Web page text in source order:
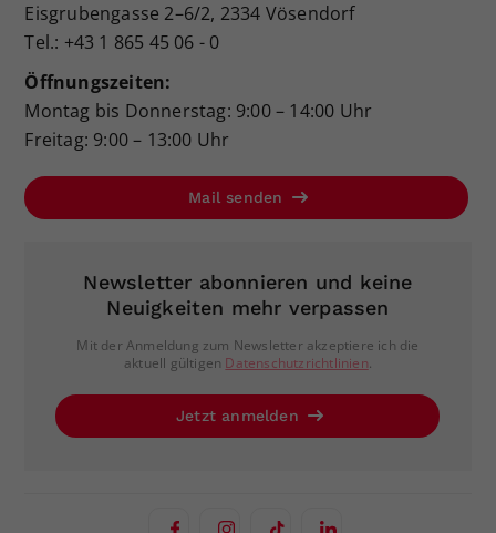
Eisgrubengasse 2–6/2, 2334 Vösendorf
Tel.: +43 1 865 45 06 - 0
Öffnungszeiten:
Montag bis Donnerstag: 9:00 – 14:00 Uhr
Freitag: 9:00 – 13:00 Uhr
Mail senden
Newsletter abonnieren und keine
Neuigkeiten mehr verpassen
Mit der Anmeldung zum Newsletter akzeptiere ich die
aktuell gültigen Datenschutzrichtlinien.
Jetzt anmelden